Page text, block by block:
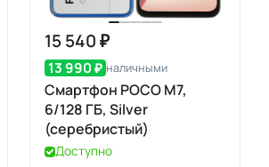
15 540 ₽
13 990 ₽ наличными
Смартфон POCO M7,
6/128 ГБ, Silver
(серебристый)
Доступно